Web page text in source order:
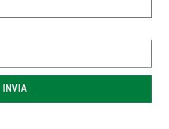
INVIA